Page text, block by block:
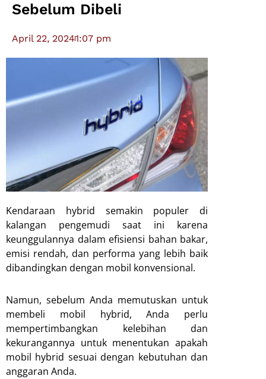
Sebelum Dibeli
April 22, 20241:07 pm
Kendaraan hybrid semakin populer di
kalangan pengemudi saat ini karena
keunggulannya dalam efisiensi bahan bakar,
emisi rendah, dan performa yang lebih baik
dibandingkan dengan mobil konvensional.
Namun, sebelum Anda memutuskan untuk
membeli mobil hybrid, Anda perlu
mempertimbangkan kelebihan dan
kekurangannya untuk menentukan apakah
mobil hybrid sesuai dengan kebutuhan dan
anggaran Anda.